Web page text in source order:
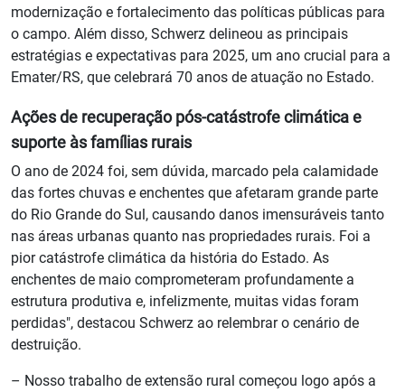
modernização e fortalecimento das políticas públicas para
o campo. Além disso, Schwerz delineou as principais
estratégias e expectativas para 2025, um ano crucial para a
Emater/RS, que celebrará 70 anos de atuação no Estado.
Ações de recuperação pós-catástrofe climática e
suporte às famílias rurais
O ano de 2024 foi, sem dúvida, marcado pela calamidade
das fortes chuvas e enchentes que afetaram grande parte
do Rio Grande do Sul, causando danos imensuráveis tanto
nas áreas urbanas quanto nas propriedades rurais. Foi a
pior catástrofe climática da história do Estado. As
enchentes de maio comprometeram profundamente a
estrutura produtiva e, infelizmente, muitas vidas foram
perdidas", destacou Schwerz ao relembrar o cenário de
destruição.
– Nosso trabalho de extensão rural começou logo após a